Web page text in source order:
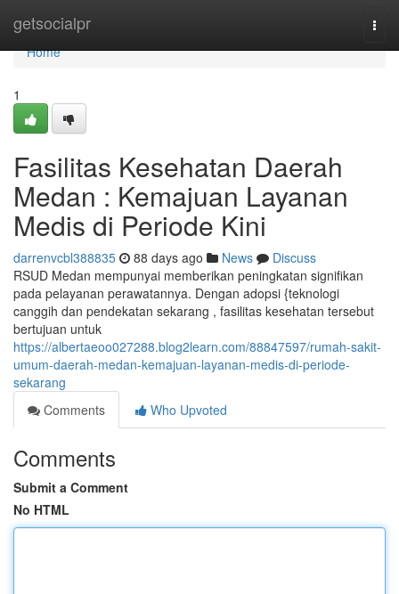
getsocialpr
Home
Home
1
Fasilitas Kesehatan Daerah
Medan : Kemajuan Layanan
Medis di Periode Kini
darrenvcbl388835 88 days ago News
Discuss
RSUD Medan mempunyai memberikan peningkatan signifikan
pada pelayanan perawatannya. Dengan adopsi {teknologi
canggih dan pendekatan sekarang , fasilitas kesehatan tersebut
bertujuan untuk
https://albertaeoo027288.blog2learn.com/88847597/rumah-sakit-
umum-daerah-medan-kemajuan-layanan-medis-di-periode-
sekarang
Comments
Who Upvoted
Comments
Submit a Comment
No HTML